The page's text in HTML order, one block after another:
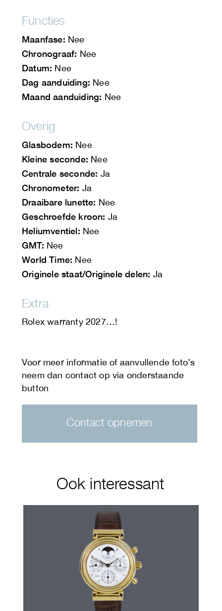
Functies
Maanfase: Nee
Chronograaf: Nee
Datum: Nee
Dag aanduiding: Nee
Maand aanduiding: Nee
Overig
Glasbodem: Nee
Kleine seconde: Nee
Centrale seconde: Ja
Chronometer: Ja
Draaibare lunette: Nee
Geschroefde kroon: Ja
Heliumventiel: Nee
GMT: Nee
World Time: Nee
Originele staat/Originele delen: Ja
Extra
Rolex warranty 2027…!
Contact opnemen
Ook interessant